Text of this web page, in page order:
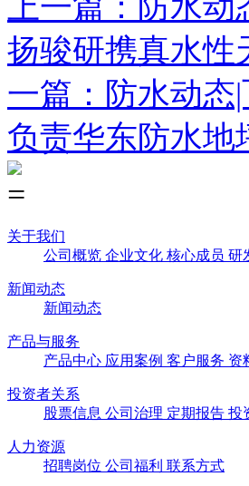
上一篇：防水动
扬骏研携真水
一篇：防水动态
负责华东防水地
关于我们
公司概览 企业文化 核心成员 研
新闻动态
新闻动态
产品与服务
产品中心 应用案例 客户服务 资
投资者关系
股票信息 公司治理 定期报告 投
人力资源
招聘岗位 公司福利 联系方式